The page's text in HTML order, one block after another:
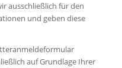
ausschließlich für den
und geben diese
auf Grundlage Ihrer